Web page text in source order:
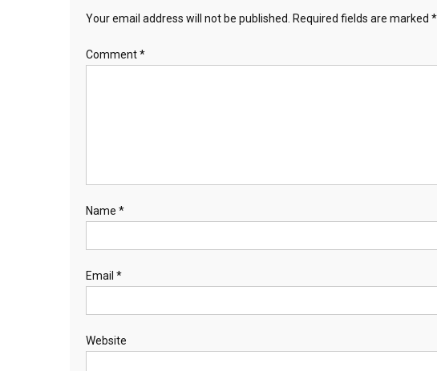
Your email address will not be published. Required fields are marked *
Comment*
Name *
Email *
Website